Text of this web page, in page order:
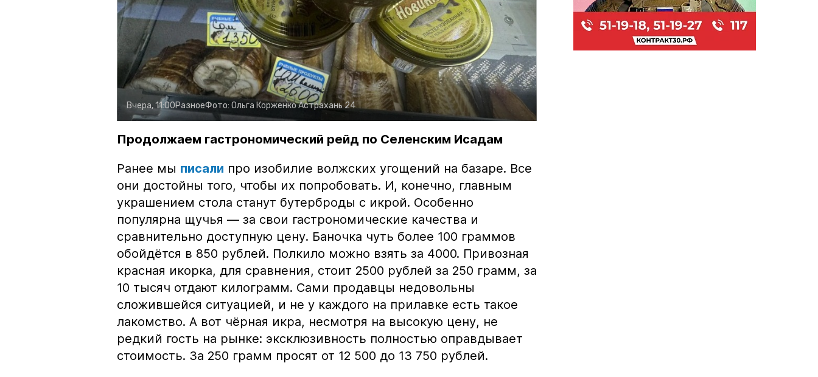
Вчера, 11:00РазноеФото: Ольга КорженкоАстрахань 24
Продолжаем гастрономический рейд по Селенским Исадам
Ранее мы писали про изобилие волжских угощений на базаре. Все
они достойны того, чтобы их попробовать. И, конечно, главным
украшением стола станут бутерброды с икрой. Особенно
популярна щучья — за свои гастрономические качества и
сравнительно доступную цену. Баночка чуть более 100 граммов
обойдётся в 850 рублей. Полкило можно взять за 4000. Привозная
красная икорка, для сравнения, стоит 2500 рублей за 250 грамм, за
10 тысяч отдают килограмм. Сами продавцы недовольны
сложившейся ситуацией, и не у каждого на прилавке есть такое
лакомство. А вот чёрная икра, несмотря на высокую цену, не
редкий гость на рынке: эксклюзивность полностью оправдывает
стоимость. За 250 грамм просят от 12 500 до 13 750 рублей.